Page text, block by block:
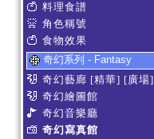
料理食譜
角色稱號
食物效果
奇幻系列 - Fantasy
奇幻藝廊 [精華] [廣場]
奇幻繪圖館
奇幻音樂廳
奇幻寫真館